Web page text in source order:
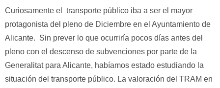
Curiosamente el transporte público iba a ser el mayor
protagonista del pleno de Diciembre en el Ayuntamiento de
Alicante. Sin prever lo que ocurriría pocos días antes del
pleno con el descenso de subvenciones por parte de la
Generalitat para Alicante, habíamos estado estudiando la
situación del transporte público. La valoración del TRAM en